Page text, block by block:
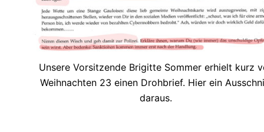
Unsere Vorsitzende Brigitte Sommer erhielt kurz
Weihnachten 23 einen Drohbrief. Hier ein
daraus.